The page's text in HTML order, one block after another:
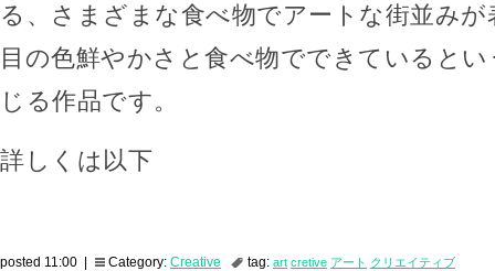
る、さまざまな食べ物でアートな街並み
目の色鮮やかさと食べ物でできていると
じる作品です。
詳しくは以下
posted 11:00 | Category: Creative tag: art cretive アート クリエイティブ